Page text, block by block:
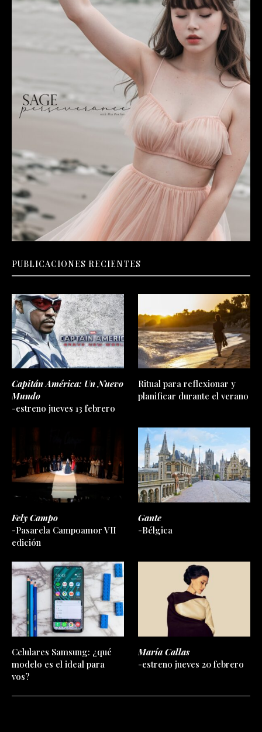
PUBLICACIONES RECIENTES
Capitán América: Un Nuevo
Mundo
-estreno jueves 13 febrero
Ritual para reflexionar y
planificar durante el verano
Fely Campo
-Pasarela Campoamor VII
edición
Gante
-Bélgica
Celulares Samsung: ¿qué
modelo es el ideal para
vos?
María Callas
-estreno jueves 20 febrero